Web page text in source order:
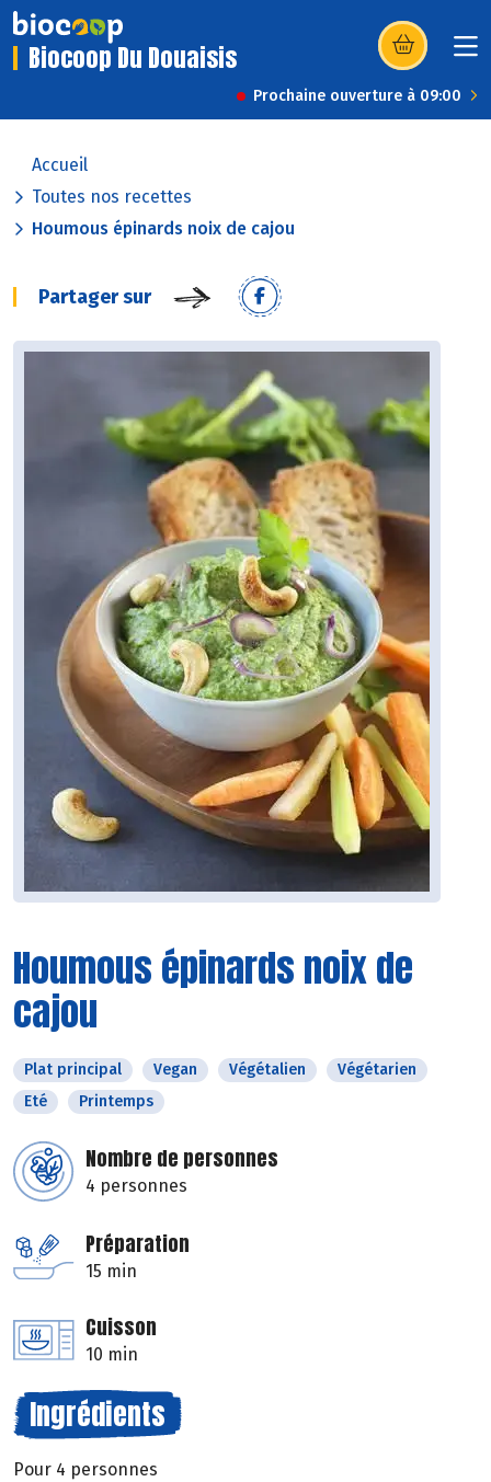
Biocoop Du Douaisis (s’ouvre dans
Prochaine ouverture à 09:00
Accueil
Toutes nos recettes
Houmous épinards noix de cajou
Partager sur
Houmous épinards noix de
cajou
Plat principal Vegan Végétalien
Végétarien
Eté
Printemps
Nombre de personnes
4 personnes
Préparation
15 min
Cuisson
10 min
Ingrédients
Pour 4 personnes